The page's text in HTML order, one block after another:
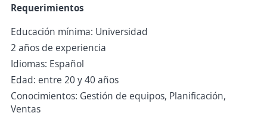
Requerimientos
Educación mínima: Universidad
2 años de experiencia
Idiomas: Español
Edad: entre 20 y 40 años
Conocimientos: Gestión de equipos, Planificación,
Ventas